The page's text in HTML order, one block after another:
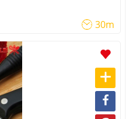
30m